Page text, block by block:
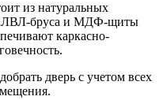
из натуральных
ЛВЛ-бруса и МДФ-щиты
каркасно-
дверь с учетом всех